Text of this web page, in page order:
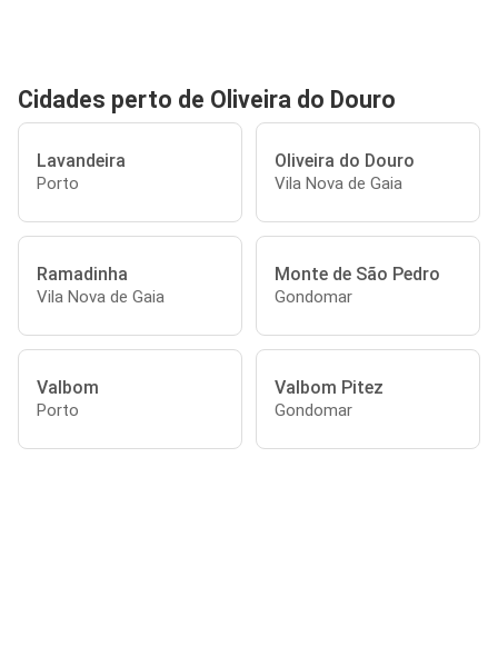
Cidades perto de Oliveira do Douro
Lavandeira
Porto
Oliveira do Douro
Vila Nova de Gaia
Ramadinha
Vila Nova de Gaia
Monte de São Pedro
Gondomar
Valbom
Porto
Valbom Pitez
Gondomar